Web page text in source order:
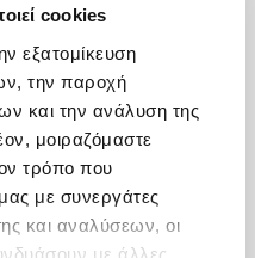
cookies
εξατομίκευση
την παροχή
και την ανάλυση της
μοιραζόμαστε
τρόπο που
με συνεργάτες
και αναλύσεων, οι
με άλλες
€